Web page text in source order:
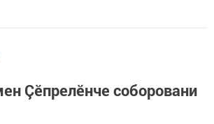
Çӗпрелӗнче соборовани